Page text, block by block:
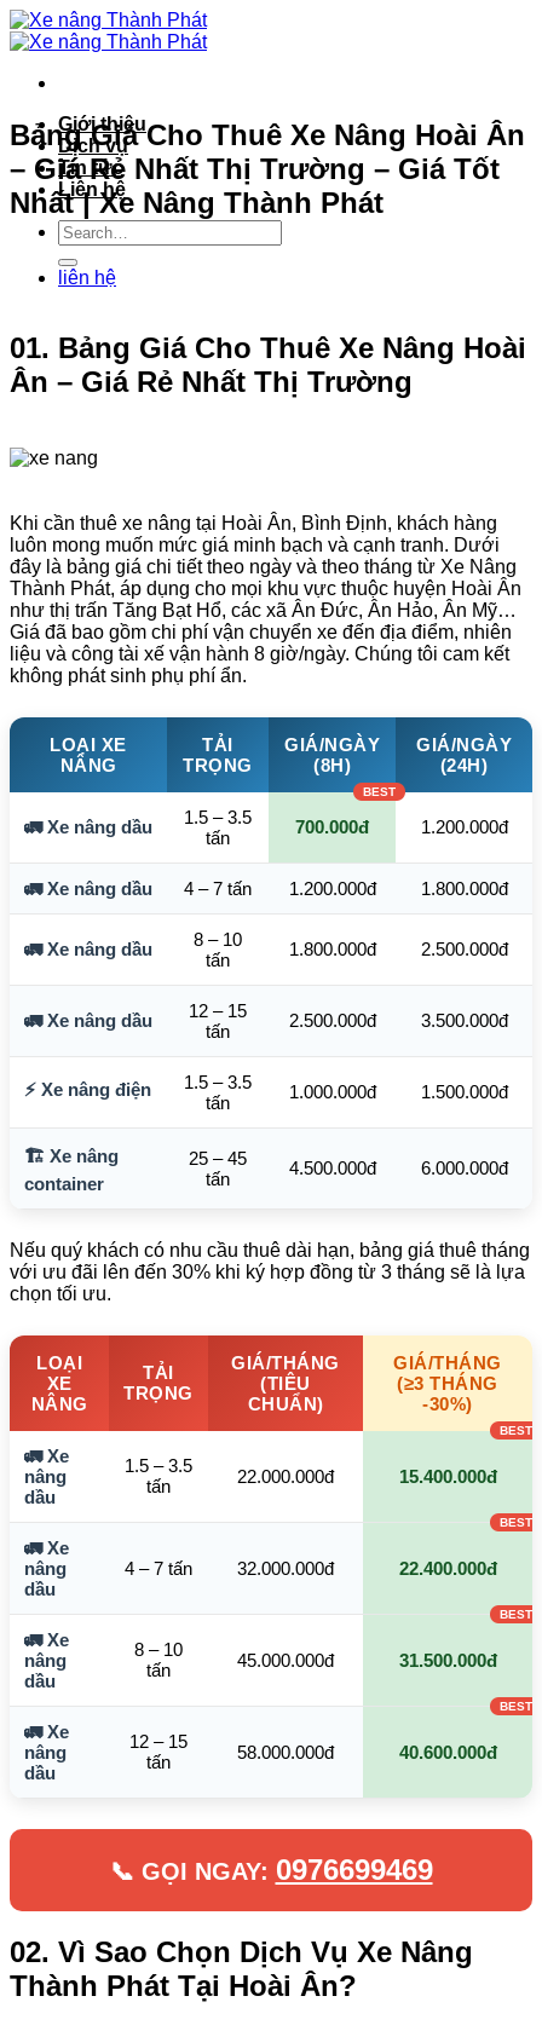
Bỏ
qua
dung
Giới thiệu
Dịch vụ
Tin tức
Liên hệ
liên hệ
Bảng Giá Cho Thuê Xe Nâng Hoài Ân
– Giá Rẻ Nhất Thị Trường – Giá Tốt
Nhất | Xe Nâng Thành Phát
01. Bảng Giá Cho Thuê Xe Nâng Hoài
Ân – Giá Rẻ Nhất Thị Trường
Khi cần thuê xe nâng tại Hoài Ân, Bình Định, khách hàng
luôn mong muốn mức giá minh bạch và cạnh tranh. Dưới
đây là bảng giá chi tiết theo ngày và theo tháng từ Xe Nâng
Thành Phát, áp dụng cho mọi khu vực thuộc huyện Hoài Ân
như thị trấn Tăng Bạt Hổ, các xã Ân Đức, Ân Hảo, Ân Mỹ…
Giá đã bao gồm chi phí vận chuyển xe đến địa điểm, nhiên
liệu và công tài xế vận hành 8 giờ/ngày. Chúng tôi cam kết
không phát sinh phụ phí ẩn.
LOẠI XE
NÂNG
TẢI
TRỌNG
GIÁ/NGÀY
(8H)
GIÁ/NGÀY
(24H)
🚛 Xe nâng dầu
1.5 – 3.5
tấn
700.000đ 1.200.000đ
🚛 Xe nâng dầu 4 – 7 tấn 1.200.000đ 1.800.000đ
🚛 Xe nâng dầu
8 – 10
tấn
1.800.000đ 2.500.000đ
🚛 Xe nâng dầu
12 – 15
tấn
2.500.000đ 3.500.000đ
⚡ Xe nâng điện
1.5 – 3.5
tấn
1.000.000đ 1.500.000đ
🏗️ Xe nâng
container
25 – 45
tấn
4.500.000đ 6.000.000đ
Nếu quý khách có nhu cầu thuê dài hạn, bảng giá thuê tháng
với ưu đãi lên đến 30% khi ký hợp đồng từ 3 tháng sẽ là lựa
chọn tối ưu.
LOẠI
XE
NÂNG
TẢI
TRỌNG
GIÁ/THÁNG
(TIÊU
CHUẨN)
GIÁ/THÁNG
(≥3 THÁNG
-30%)
🚛 Xe
nâng
dầu
1.5 – 3.5
tấn
22.000.000đ 15.400.000đ
🚛 Xe
nâng
dầu
4 – 7 tấn 32.000.000đ 22.400.000đ
🚛 Xe
nâng
dầu
8 – 10
tấn
45.000.000đ 31.500.000đ
🚛 Xe
nâng
dầu
12 – 15
tấn
58.000.000đ 40.600.000đ
📞 GỌI NGAY: 0976699469
02. Vì Sao Chọn Dịch Vụ Xe Nâng
Thành Phát Tại Hoài Ân?